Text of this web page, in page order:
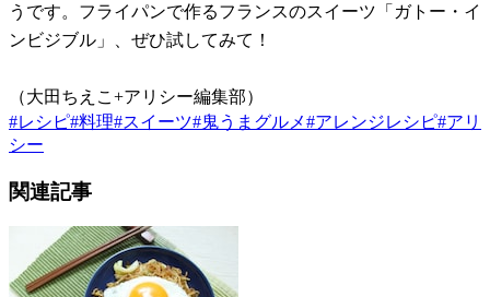
うです。フライパンで作るフランスのスイーツ「ガトー・イ
ンビジブル」、ぜひ試してみて！
（大田ちえこ+アリシー編集部）
#レシピ#料理#スイーツ#鬼うまグルメ#アレンジレシピ#アリ
シー
関連記事